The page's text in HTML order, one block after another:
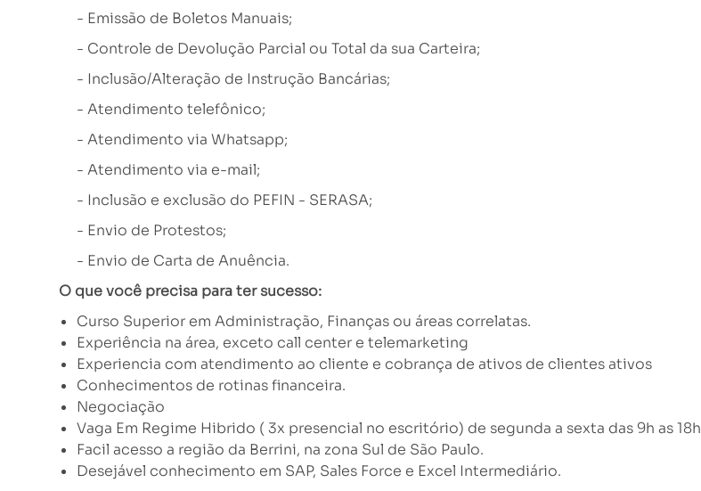
- Emissão de Boletos Manuais;
- Controle de Devolução Parcial ou Total da sua Carteira;
- Inclusão/Alteração de Instrução Bancárias;
- Atendimento telefônico;
- Atendimento via Whatsapp;
- Atendimento via e-mail;
- Inclusão e exclusão do PEFIN - SERASA;
- Envio de Protestos;
- Envio de Carta de Anuência.
O que você precisa para ter sucesso:
Curso Superior em Administração, Finanças ou áreas correlatas.
Experiência na área, exceto call center e telemarketing
Experiencia com atendimento ao cliente e cobrança de ativos de clientes ativos
Conhecimentos de rotinas financeira.
Negociação
Vaga Em Regime Hibrido ( 3x presencial no escritório) de segunda a sexta das 9h as 18h
Facil acesso a região da Berrini, na zona Sul de São Paulo.
Desejável conhecimento em SAP, Sales Force e Excel Intermediário.